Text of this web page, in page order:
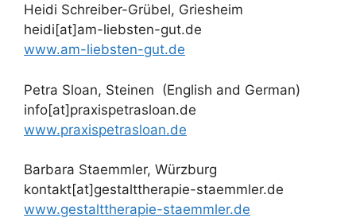
Heidi Schreiber-Grübel, Griesheim
heidi[at]am-liebsten-gut.de
www.am-liebsten-gut.de
Petra Sloan, Steinen (English and German)
info[at]praxispetrasloan.de
www.praxispetrasloan.de
Barbara Staemmler, Würzburg
kontakt[at]gestalttherapie-staemmler.de
www.gestalttherapie-staemmler.de